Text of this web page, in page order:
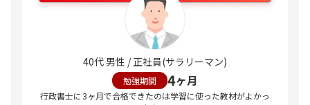
40代 男性 / 正社員(サラリーマン)
勉強期間 4ヶ月
行政書士に3ヶ月で合格できたのは学習に使った教材がよかっ